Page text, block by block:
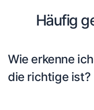
Häufig
Wie erkenne
die richtige ist?